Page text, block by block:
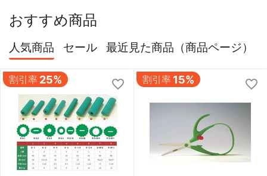
おすすめ商品
人気商品 セール 最近見た商品（商品ページ）
割引率 25% 割引率 15%